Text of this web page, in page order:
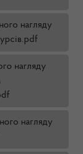
нагляду
нагляду
нагляду